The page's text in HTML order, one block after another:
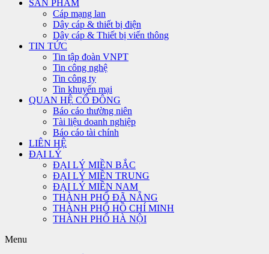
SẢN PHẨM
Cáp mạng lan
Dây cáp & thiết bị điện
Dây cáp & Thiết bị viến thông
TIN TỨC
Tin tập đoàn VNPT
Tin công nghệ
Tin công ty
Tin khuyến mại
QUAN HỆ CỔ ĐÔNG
Báo cáo thường niên
Tài liệu doanh nghiệp
Báo cáo tài chính
LIÊN HỆ
ĐẠI LÝ
ĐẠI LÝ MIỀN BẮC
ĐẠI LÝ MIỀN TRUNG
ĐẠI LÝ MIỀN NAM
THÀNH PHỐ ĐÃ NẴNG
THÀNH PHỐ HỒ CHÍ MINH
THÀNH PHỐ HÀ NỘI
Menu